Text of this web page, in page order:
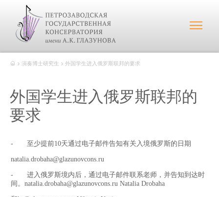
演奏博士研究生 外国学生进入俄罗斯联邦的要求
外国学生进入俄罗斯联邦的
要求
- 至少提前10天通过电子邮件告知有关入境俄罗斯的日期
natalia.drobaha@glazunovcons.ru
- 进入俄罗斯境内后，通过电子邮件联系老师，并告知到达时
间。natalia.drobaha@glazunovcons.ru Natalia Drobaha